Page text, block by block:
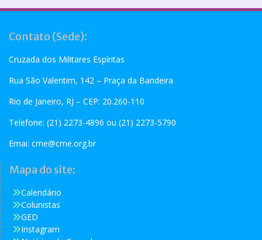
Contato (Sede):
Cruzada dos Militares Espíritas
Rua São Valentim, 142 – Praça da Bandeira
Rio de Janeiro, RJ – CEP: 20.260-110
Telefone: (21) 2273-4896 ou (21) 2273-5790
Emai: cme@cme.org.br
Mapa do site:
Calendário
Colunistas
GED
Instagram